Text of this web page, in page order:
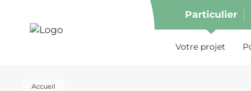
Particulier
Votre projet
menu
Accueil